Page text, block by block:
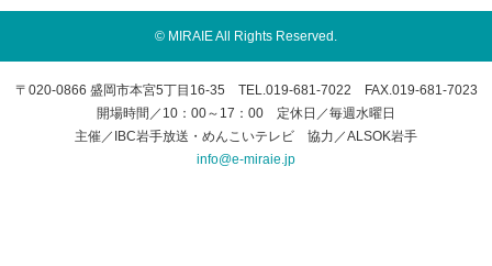
© MIRAIE All Rights Reserved.
〒020-0866 盛岡市本宮5丁目16-35 TEL.019-681-7022 FAX.019-681-7023
開場時間／10：00～17：00 定休日／毎週水曜日
主催／IBC岩手放送・めんこいテレビ 協力／ALSOK岩手
info@e-miraie.jp